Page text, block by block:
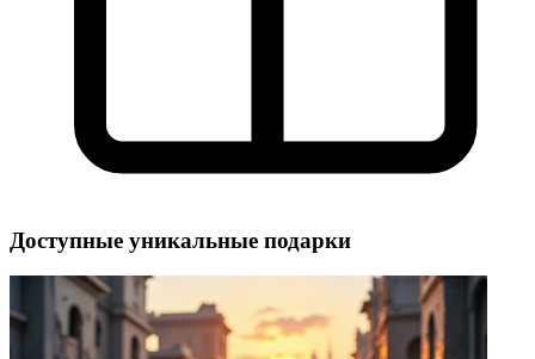
Доступные уникальные подарки